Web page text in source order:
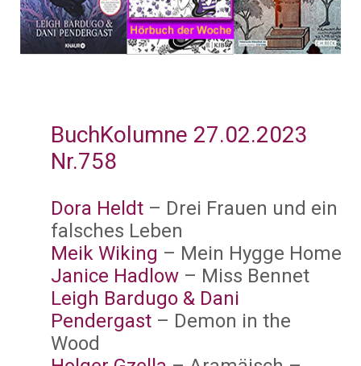
BuchKolumne 27.02.2023
Nr.758
Dora Heldt – Drei Frauen und ein
falsches Leben
Meik Wiking – Mein Hygge Home
Janice Hadlow – Miss Bennet
Leigh Bardugo & Dani
Pendergast – Demon in the
Wood